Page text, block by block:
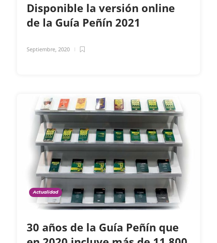
Disponible la versión online
de la Guía Peñín 2021
Septiembre, 2020
Actualidad
30 años de la Guía Peñín que